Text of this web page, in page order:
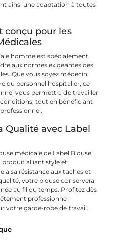
ainsi une adaptation à toutes
conçu pour les
homme est spécialement
aux normes exigeantes des
Que vous soyez médecin,
du personnel hospitalier, ce
vous permettra de travailler
tout en bénéficiant
Qualité avec Label
médicale de Label Blouse,
alliant style et
à sa résistance aux taches et
votre blouse conservera
au fil du temps. Profitez dès
professionnel
votre garde-robe de travail.